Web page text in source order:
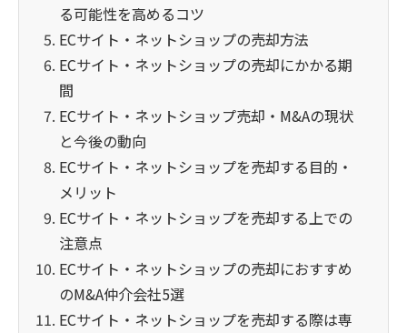
る可能性を高めるコツ
ECサイト・ネットショップの売却方法
ECサイト・ネットショップの売却にかかる期
間
ECサイト・ネットショップ売却・M&Aの現状
と今後の動向
ECサイト・ネットショップを売却する目的・
メリット
ECサイト・ネットショップを売却する上での
注意点
ECサイト・ネットショップの売却におすすめ
のM&A仲介会社5選
ECサイト・ネットショップを売却する際は専